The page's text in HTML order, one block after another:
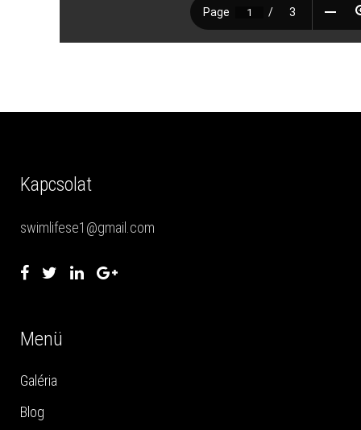
Kapcsolat
swimlifese1@gmail.com
Menü
Galéria
Blog